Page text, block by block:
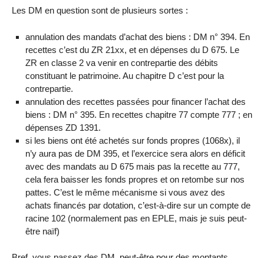
Les DM en question sont de plusieurs sortes :
annulation des mandats d’achat des biens : DM n° 394. En
recettes c’est du ZR 21xx, et en dépenses du D 675. Le
ZR en classe 2 va venir en contrepartie des débits
constituant le patrimoine. Au chapitre D c’est pour la
contrepartie.
annulation des recettes passées pour financer l’achat des
biens : DM n° 395. En recettes chapitre 77 compte 777 ; en
dépenses ZD 1391.
si les biens ont été achetés sur fonds propres (1068x), il
n’y aura pas de DM 395, et l’exercice sera alors en déficit
avec des mandats au D 675 mais pas la recette au 777,
cela fera baisser les fonds propres et on retombe sur nos
pattes. C’est le même mécanisme si vous avez des
achats financés par dotation, c’est-à-dire sur un compte de
racine 102 (normalement pas en EPLE, mais je suis peut-
être naïf)